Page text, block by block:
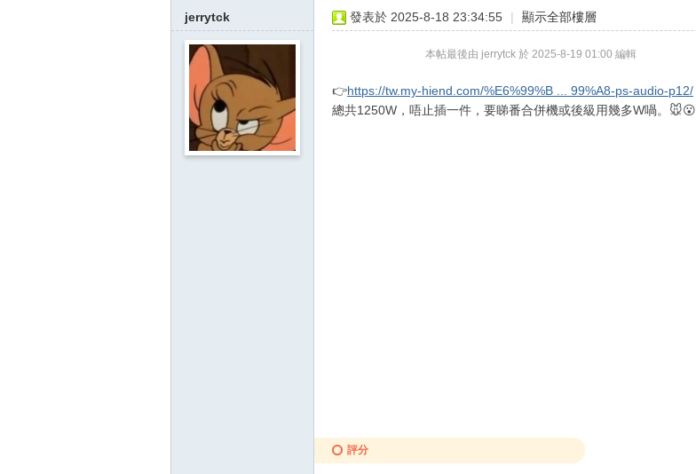
jerrytck 發表於 2025-8-18 23:34:55 | 顯示全部樓層
本帖最後由 jerrytck 於 2025-8-19 01:00 編輯
👉https://tw.my-hiend.com/%E6%99%B ... 99%A8-ps-audio-p12/
總共1250W，唔止插一件，要睇番合併機或後級用幾多W喎。🐭😮
評分